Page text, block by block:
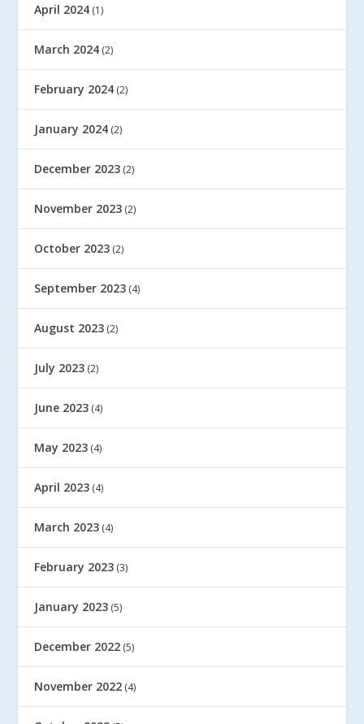
April 2024 (1)
March 2024 (2)
February 2024 (2)
January 2024 (2)
December 2023 (2)
November 2023 (2)
October 2023 (2)
September 2023 (4)
August 2023 (2)
July 2023 (2)
June 2023 (4)
May 2023 (4)
April 2023 (4)
March 2023 (4)
February 2023 (3)
January 2023 (5)
December 2022 (5)
November 2022 (4)